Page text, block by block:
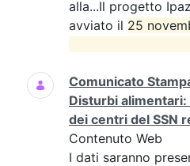
alla...Il progetto
avviato il 25
Comunicato
Disturbi
dei centri del SSN
Contenuto Web
I dati saranno